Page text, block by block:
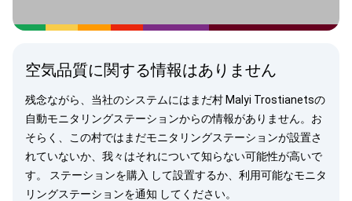
空気品質に関する情報はありません
残念ながら、当社のシステムにはまだ村 Malyi Trostianetsの
自動モニタリングステーションからの情報がありません。お
そらく、この村ではまだモニタリングステーションが設置さ
れていないか、我々はそれについて知らない可能性が高いで
す。
ステーションを購入 して設置するか、利用可能なモニタ
リングステーションを通知 してください。